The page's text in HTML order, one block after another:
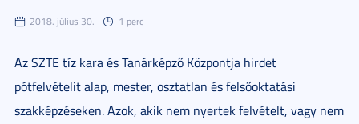
2018. július 30. 1 perc
Az SZTE tíz kara és Tanárképző Központja hirdet
pótfelvételit alap, mester, osztatlan és felsőoktatási
szakképzéseken. Azok, akik nem nyertek felvételt, vagy nem